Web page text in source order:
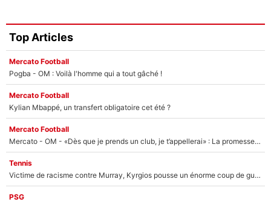
Top Articles
Mercato Football
Pogba - OM : Voilà l'homme qui a tout gâché !
Mercato Football
Kylian Mbappé, un transfert obligatoire cet été ?
Mercato Football
Mercato - OM - «Dès que je prends un club, je t’appellerai» : La promesse de Marcelino au moment de claquer la porte
Tennis
Victime de racisme contre Murray, Kyrgios pousse un énorme coup de gueule !
PSG